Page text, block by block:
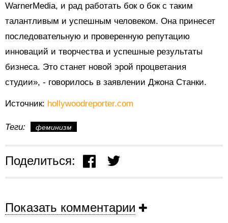
WarnerMedia, и рад работать бок о бок с таким
талантливым и успешным человеком. Она принесет
последовательную и проверенную репутацию
инноваций и творчества и успешные результаты
бизнеса. Это станет новой эрой процветания
студии», - говорилось в заявлении Джона Станки.
Источник: hollywoodreporter.com
Теги: феминизм
Поделиться:
Показать комментарии